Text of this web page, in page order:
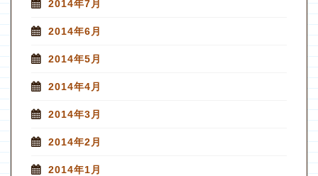
2014年7月
2014年6月
2014年5月
2014年4月
2014年3月
2014年2月
2014年1月